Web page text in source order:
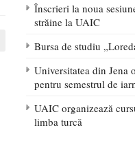
Înscrieri la noua
străine la UAIC
Bursa de studiu
Universitatea din Jena
pentru semestrul de
UAIC organizează
limba turcă